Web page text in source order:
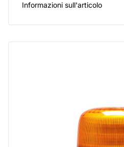
Informazioni sull'articolo